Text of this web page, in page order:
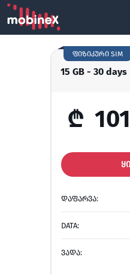
15 GB - 30 days
ფიზიკური SIM
₾
ᲓᲐᲤᲐᲠᲕᲐ:
DATA:
ᲕᲐᲓᲐ: